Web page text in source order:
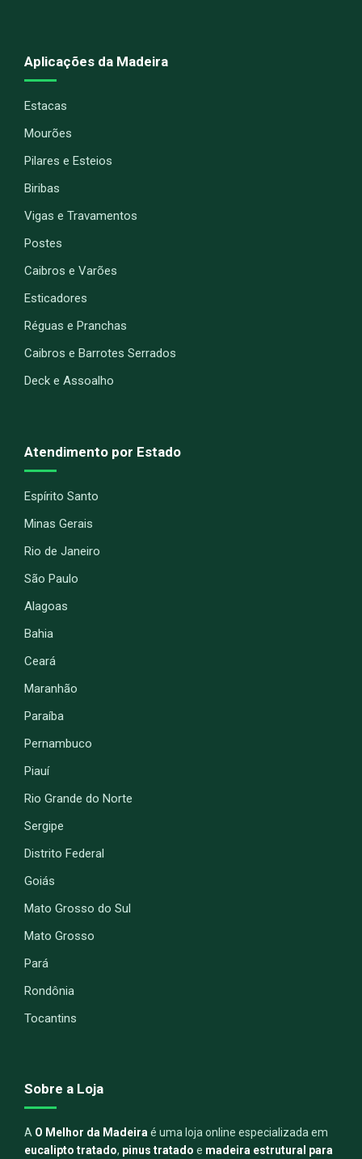
Aplicações da Madeira
Estacas
Mourões
Pilares e Esteios
Biribas
Vigas e Travamentos
Postes
Caibros e Varões
Esticadores
Réguas e Pranchas
Caibros e Barrotes Serrados
Deck e Assoalho
Atendimento por Estado
Espírito Santo
Minas Gerais
Rio de Janeiro
São Paulo
Alagoas
Bahia
Ceará
Maranhão
Paraíba
Pernambuco
Piauí
Rio Grande do Norte
Sergipe
Distrito Federal
Goiás
Mato Grosso do Sul
Mato Grosso
Pará
Rondônia
Tocantins
Sobre a Loja
A O Melhor da Madeiraé uma loja online especializada em
eucalipto tratado, pinus tratado e madeira estrutural para